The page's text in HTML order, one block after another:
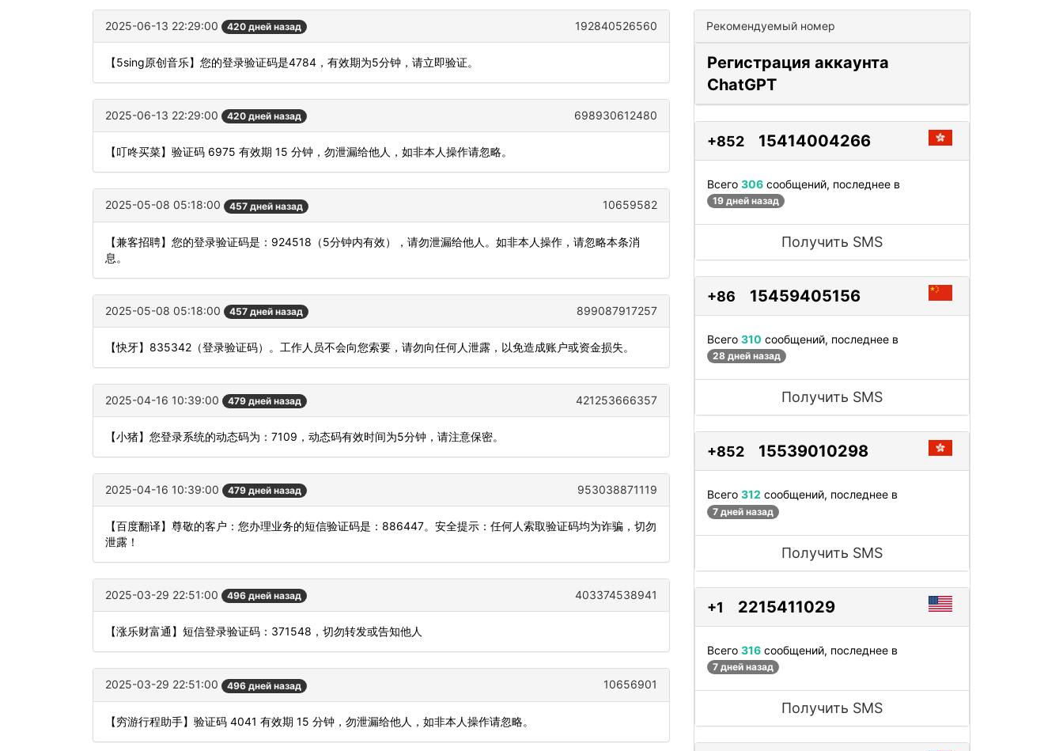
2025-06-13 22:29:00 420 дней назад 192840526560
【5sing原创音乐】您的登录验证码是4784，有效期为5分钟，请立即验证。
2025-06-13 22:29:00 420 дней назад 698930612480
【叮咚买菜】验证码 6975 有效期 15 分钟，勿泄漏给他人，如非本人操作请忽略。
2025-05-08 05:18:00 457 дней назад 10659582
【兼客招聘】您的登录验证码是：924518（5分钟内有效），请勿泄漏给他人。如非本人操作，请忽略本条消
息。
2025-05-08 05:18:00 457 дней назад 899087917257
【快牙】835342（登录验证码）。工作人员不会向您索要，请勿向任何人泄露，以免造成账户或资金损失。
2025-04-16 10:39:00 479 дней назад 421253666357
【小猪】您登录系统的动态码为：7109，动态码有效时间为5分钟，请注意保密。
2025-04-16 10:39:00 479 дней назад 953038871119
【百度翻译】尊敬的客户：您办理业务的短信验证码是：886447。安全提示：任何人索取验证码均为诈骗，切勿
泄露！
2025-03-29 22:51:00 496 дней назад 403374538941
【涨乐财富通】短信登录验证码：371548，切勿转发或告知他人
2025-03-29 22:51:00 496 дней назад 10656901
【穷游行程助手】验证码 4041 有效期 15 分钟，勿泄漏给他人，如非本人操作请忽略。
Рекомендуемый номер
Регистрация аккаунта
ChatGPT
+852 15414004266
Всего 306 сообщений, последнее в
19 дней назад
Получить SMS
+86 15459405156
Всего 310 сообщений, последнее в
28 дней назад
Получить SMS
+852 15539010298
Всего 312 сообщений, последнее в
7 дней назад
Получить SMS
+1 2215411029
Всего 316 сообщений, последнее в
7 дней назад
Получить SMS